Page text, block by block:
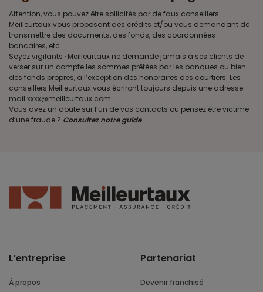
Attention, vous pouvez être sollicités par de faux conseillers
Meilleurtaux vous proposant des crédits et/ou vous demandant de
transmettre des documents, des fonds, des coordonnées
bancaires, etc.
Soyez vigilants · Meilleurtaux ne demande jamais à ses clients de
verser sur un compte les sommes prêtées par les banques ou bien
des fonds propres, à l’exception des honoraires des courtiers. Les
conseillers Meilleurtaux vous écriront toujours depuis une adresse
mail xxxx@meilleurtaux.com
Vous avez un doute sur l’un de vos contacts ou pensez être victime
d’une fraude ? Consultez notre guide.
L’entreprise
À propos
Partenariat
Devenir franchisé